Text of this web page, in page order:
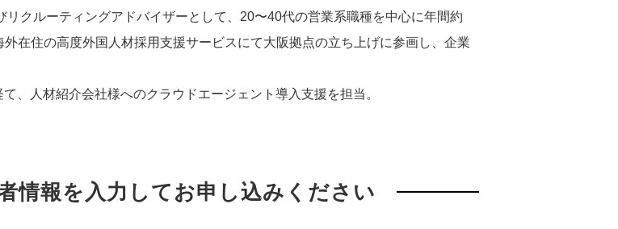
クルーティングアドバイザーとして、20〜40代の営業系職種を中心に年間約
在住の高度外国人材採用支援サービスにて大阪拠点の立ち上げに参画し、企業
、人材紹介会社様へのクラウドエージェント導入支援を担当。
情報を入力してお申し込みください